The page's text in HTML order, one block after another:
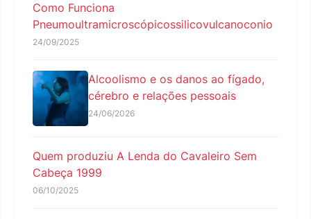
Como Funciona
Pneumoultramicroscópicossilicovulcanoconio
24/09/2025
Alcoolismo e os danos ao fígado,
cérebro e relações pessoais
24/06/2026
Quem produziu A Lenda do Cavaleiro Sem
Cabeça 1999
06/10/2025